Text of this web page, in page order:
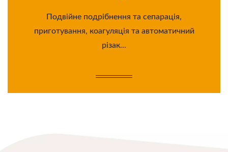
Подвійне подрібнення та сепарація,
приготування, коагуляція та автоматичний
різак...